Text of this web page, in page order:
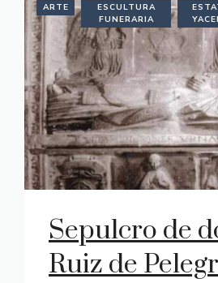
ARTE
ESCULTURA
FUNERARIA
Sepulcro de
Ruiz de